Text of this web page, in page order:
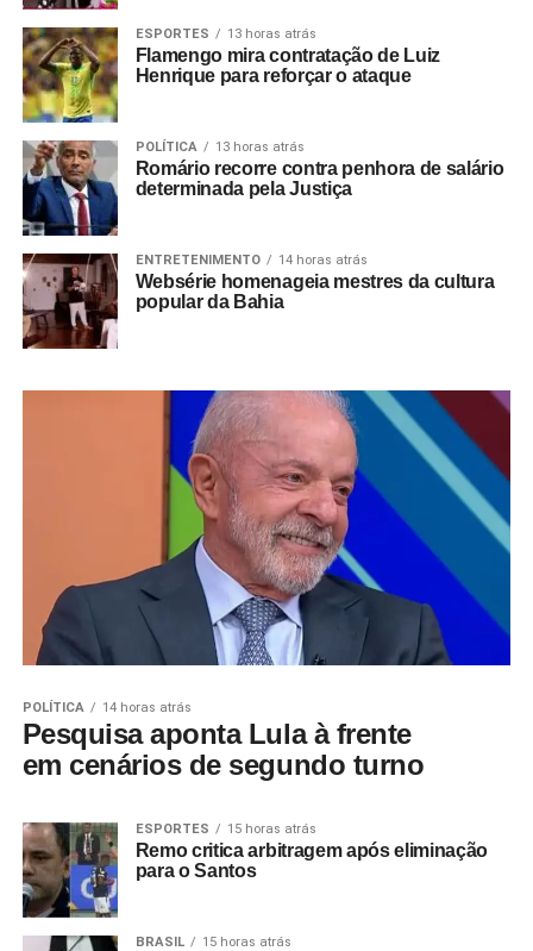
ESPORTES 13 horas atrás
Flamengo mira contratação de Luiz
Henrique para reforçar o ataque
POLÍTICA 13 horas atrás
Romário recorre contra penhora de salário
determinada pela Justiça
ENTRETENIMENTO 14 horas atrás
Websérie homenageia mestres da cultura
popular da Bahia
POLÍTICA 14 horas atrás
Pesquisa aponta Lula à frente
em cenários de segundo turno
ESPORTES 15 horas atrás
Remo critica arbitragem após eliminação
para o Santos
BRASIL 15 horas atrás